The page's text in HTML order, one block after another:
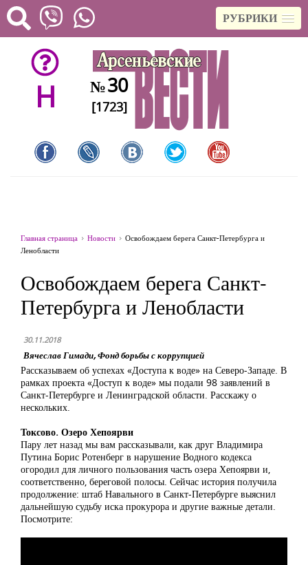
РУБРИКИ
H №30
[1723]
Главная страница Новости
Освобождаем берега Санкт-Петербурга и
Ленобласти
Освобождаем берега Санкт-
Петербурга и Ленобласти
30.11.2018
Вячеслав Гимади, Фонд борьбы с коррупцией
Рассказываем об успехах «Доступа к воде» на Северо-Западе. В
рамках проекта «Доступ к воде» мы подали 98 заявлений в
Санкт-Петербурге и Ленинградской области. Расскажу о
нескольких.
Токсово. Озеро Хепоярви
Пару лет назад мы вам рассказывали, как друг Владимира
Путина Борис Ротенберг в нарушение Водного кодекса
огородил для личного пользования часть озера Хепоярви и,
соответственно, береговой полосы. Сейчас история получила
продолжение: штаб Навального в Санкт-Петербурге выяснил
дальнейшую судьбу иска прокурора и другие важные детали.
Посмотрите: